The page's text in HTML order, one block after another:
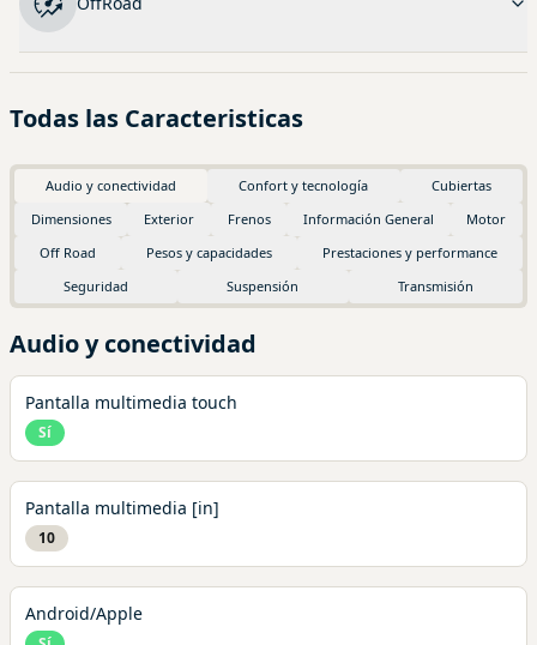
Todas las Caracteristicas
Audio y conectividad Confort y tecnología
Cubiertas
Dimensiones
Exterior Frenos Información General
Motor
Off Road
Pesos y capacidades
Prestaciones y performance
Seguridad
Suspensión Transmisión
Audio y conectividad
Pantalla multimedia touch
Sí
Pantalla multimedia [in]
10
Android/Apple